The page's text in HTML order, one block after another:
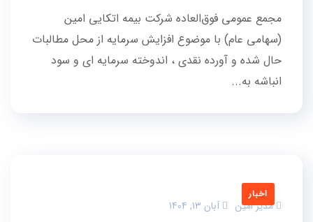
مجمع عمومی فوق‌العاده شرکت بیمه اتکایی امین
(سهامی عام) با موضوع افزایش سرمایه از محل مطالبات
حال شده و آورده نقدی ، اندوخته سرمایه ای و سود
انباشه به...
اخبار
مدیر امین آبان 13, 1404